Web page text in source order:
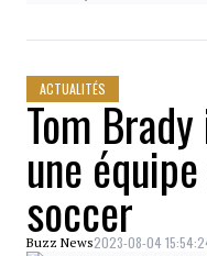
ACTUALITÉS
Tom
une
soccer
Buzz News2023-08-04